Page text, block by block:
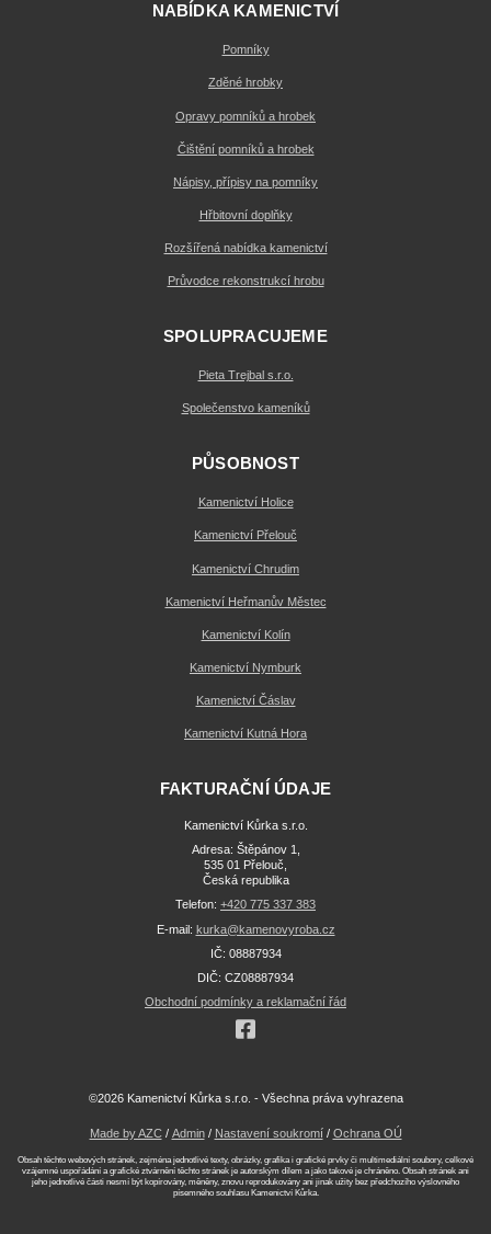
NABÍDKA KAMENICTVÍ
Pomníky
Zděné hrobky
Opravy pomníků a hrobek
Čištění pomníků a hrobek
Nápisy, přípisy na pomníky
Hřbitovní doplňky
Rozšířená nabídka kamenictví
Průvodce rekonstrukcí hrobu
SPOLUPRACUJEME
Pieta Trejbal s.r.o.
Společenstvo kameníků
PŮSOBNOST
Kamenictví Holice
Kamenictví Přelouč
Kamenictví Chrudim
Kamenictví Heřmanův Městec
Kamenictví Kolín
Kamenictví Nymburk
Kamenictví Čáslav
Kamenictví Kutná Hora
FAKTURAČNÍ ÚDAJE
Kamenictví Kůrka s.r.o.
Adresa: Štěpánov 1,
535 01 Přelouč,
Česká republika
Telefon: +420 775 337 383
E-mail: kurka@kamenovyroba.cz
IČ: 08887934
DIČ: CZ08887934
Obchodní podmínky a reklamační řád
©2026 Kamenictví Kůrka s.r.o. - Všechna práva vyhrazena
Made by AZC/ Admin/ Nastavení soukromí/ Ochrana OÚ
Obsah těchto webových stránek, zejména jednotlivé texty, obrázky, grafika i grafické prvky či multimediální soubory, celkové
vzájemné uspořádání a grafické ztvárnění těchto stránek je autorským dílem a jako takové je chráněno. Obsah stránek ani
jeho jednotlivé části nesmí být kopírovány, měněny, znovu reprodukovány ani jinak užity bez předchozího výslovného
písemného souhlasu Kamenictví Kůrka.